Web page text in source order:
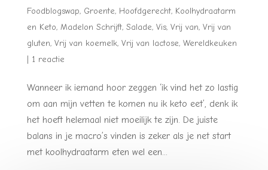
Foodblogswap, Groente, Hoofdgerecht, Koolhydraatarm
en Keto, Madelon Schrijft, Salade, Vis, Vrij van, Vrij van
gluten, Vrij van koemelk, Vrij van lactose, Wereldkeuken
1 reactie
Wanneer ik iemand hoor zeggen ‘ik vind het zo lastig
om aan mijn vetten te komen nu ik keto eet’, denk ik
het hoeft helemaal niet moeilijk te zijn. De juiste
balans in je macro’s vinden is zeker als je net start
met koolhydraatarm eten wel een...